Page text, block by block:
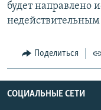
будет направлено
Поделиться
СОЦИАЛЬНЫЕ СЕТИ